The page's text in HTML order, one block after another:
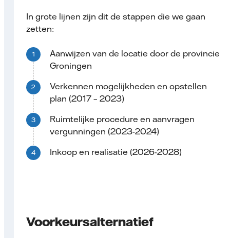
In grote lijnen zijn dit de stappen die we gaan
zetten:
Aanwijzen van de locatie door de provincie
Groningen
Verkennen mogelijkheden en opstellen
plan (2017 – 2023)
Ruimtelijke procedure en aanvragen
vergunningen (2023-2024)
Inkoop en realisatie (2026-2028)
Voorkeursalternatief